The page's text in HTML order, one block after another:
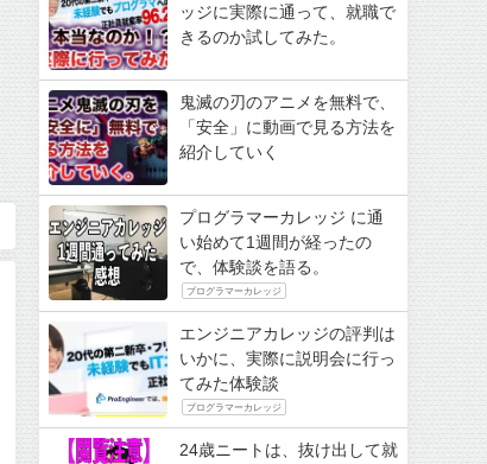
ッジに実際に通って、就職で
きるのか試してみた。
鬼滅の刃のアニメを無料で、
「安全」に動画で見る方法を
紹介していく
プログラマーカレッジ に通
い始めて1週間が経ったの
で、体験談を語る。
プログラマーカレッジ
エンジニアカレッジの評判は
いかに、実際に説明会に行っ
てみた体験談
プログラマーカレッジ
24歳ニートは、抜け出して就